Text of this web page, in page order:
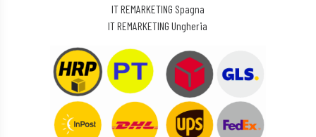
IT REMARKETING Spagna
IT REMARKETING Ungheria